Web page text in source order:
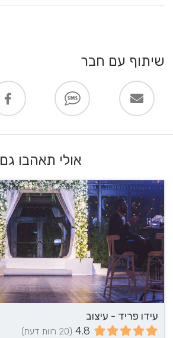
שיתוף עם חבר
אולי תאהבו גם
עידו פריד - עיצוב
4.8 (20 חוות דעת)